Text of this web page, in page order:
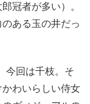
冠者が多い）。
ある玉の井だっ
今回は千枝。そ
わいらしい侍女